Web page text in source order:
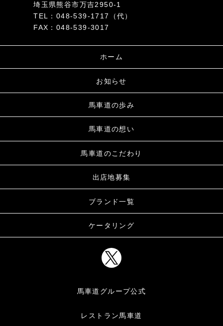
埼玉県熊谷市万吉2950-1
TEL：048-539-1717（代）
FAX：048-539-3017
ホーム
お知らせ
馬車道の歩み
馬車道の想い
馬車道のこだわり
出店地募集
ブランド一覧
ケータリング
馬車道グループ公式
レストラン馬車道